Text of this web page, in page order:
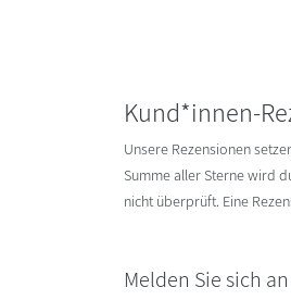
Kund*innen-
Unsere Rezensionen
Summe aller Sterne wird
nicht überprüft. Eine
Melden Sie sich